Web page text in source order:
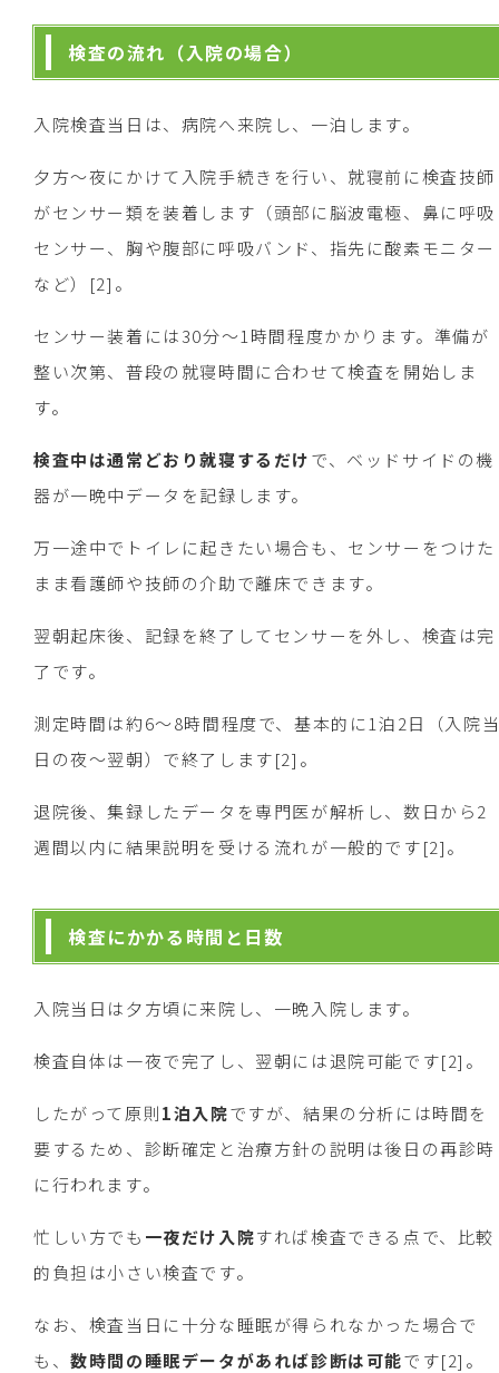
検査の流れ（入院の場合）
入院検査当日は、病院へ来院し、一泊します。
夕方～夜にかけて入院手続きを行い、就寝前に検査技師
がセンサー類を装着します（頭部に脳波電極、鼻に呼吸
センサー、胸や腹部に呼吸バンド、指先に酸素モニター
など）[2]。
センサー装着には30分～1時間程度かかります。準備が
整い次第、普段の就寝時間に合わせて検査を開始しま
す。
検査中は通常どおり就寝するだけで、ベッドサイドの機
器が一晩中データを記録します。
万一途中でトイレに起きたい場合も、センサーをつけた
まま看護師や技師の介助で離床できます。
翌朝起床後、記録を終了してセンサーを外し、検査は完
了です。
測定時間は約6～8時間程度で、基本的に1泊2日（入院
日の夜～翌朝）で終了します[2]。
退院後、集録したデータを専門医が解析し、数日から2
週間以内に結果説明を受ける流れが一般的です[2]。
検査にかかる時間と日数
入院当日は夕方頃に来院し、一晩入院します。
検査自体は一夜で完了し、翌朝には退院可能です[2]。
したがって原則1泊入院ですが、結果の分析には時間を
要するため、診断確定と治療方針の説明は後日の再診時
に行われます。
忙しい方でも 一夜だけ入院すれば検査できる点で、比較
的負担は小さい検査です。
なお、検査当日に十分な睡眠が得られなかった場合で
も、数時間の睡眠データがあれば診断は可能です[2]。